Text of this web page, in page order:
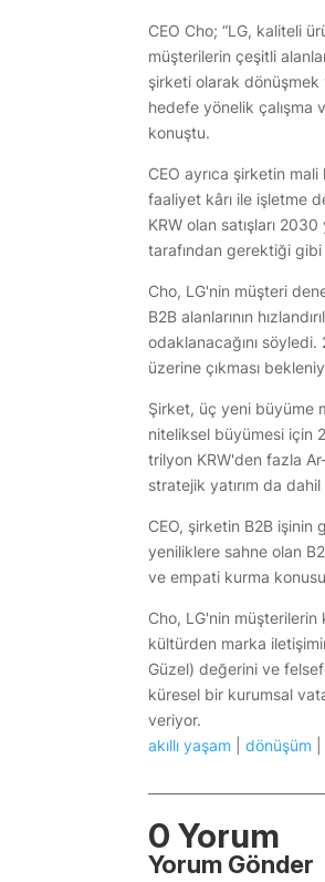
CEO Cho; “LG, kaliteli
müşterilerin çeşitli
şirketi olarak
hedefe yönelik çalışma
konuştu.
CEO ayrıca şirketin
faaliyet kârı ile işletme
KRW olan satışları
tarafından gerektiği
Cho, LG'nin müşteri
B2B alanlarının
odaklanacağını
üzerine çıkması
Şirket, üç yeni büyüme
niteliksel büyümesi için
trilyon KRW'den fazla
stratejik yatırım da
CEO, şirketin B2B işinin
yeniliklere sahne olan
ve empati kurma
Cho, LG'nin müşterilerin
kültürden marka
Güzel) değerini ve
küresel bir kurumsal
veriyor.
akıllı yaşam |dönüşüm
0 Yorum
Yorum Gönder